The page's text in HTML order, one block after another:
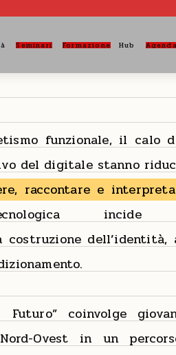
Seminari Formazione Hub
funzionale, il calo
del digitale stanno
raccontare e
incide
costruzione dell’identità,
coinvolge
Ovest in un